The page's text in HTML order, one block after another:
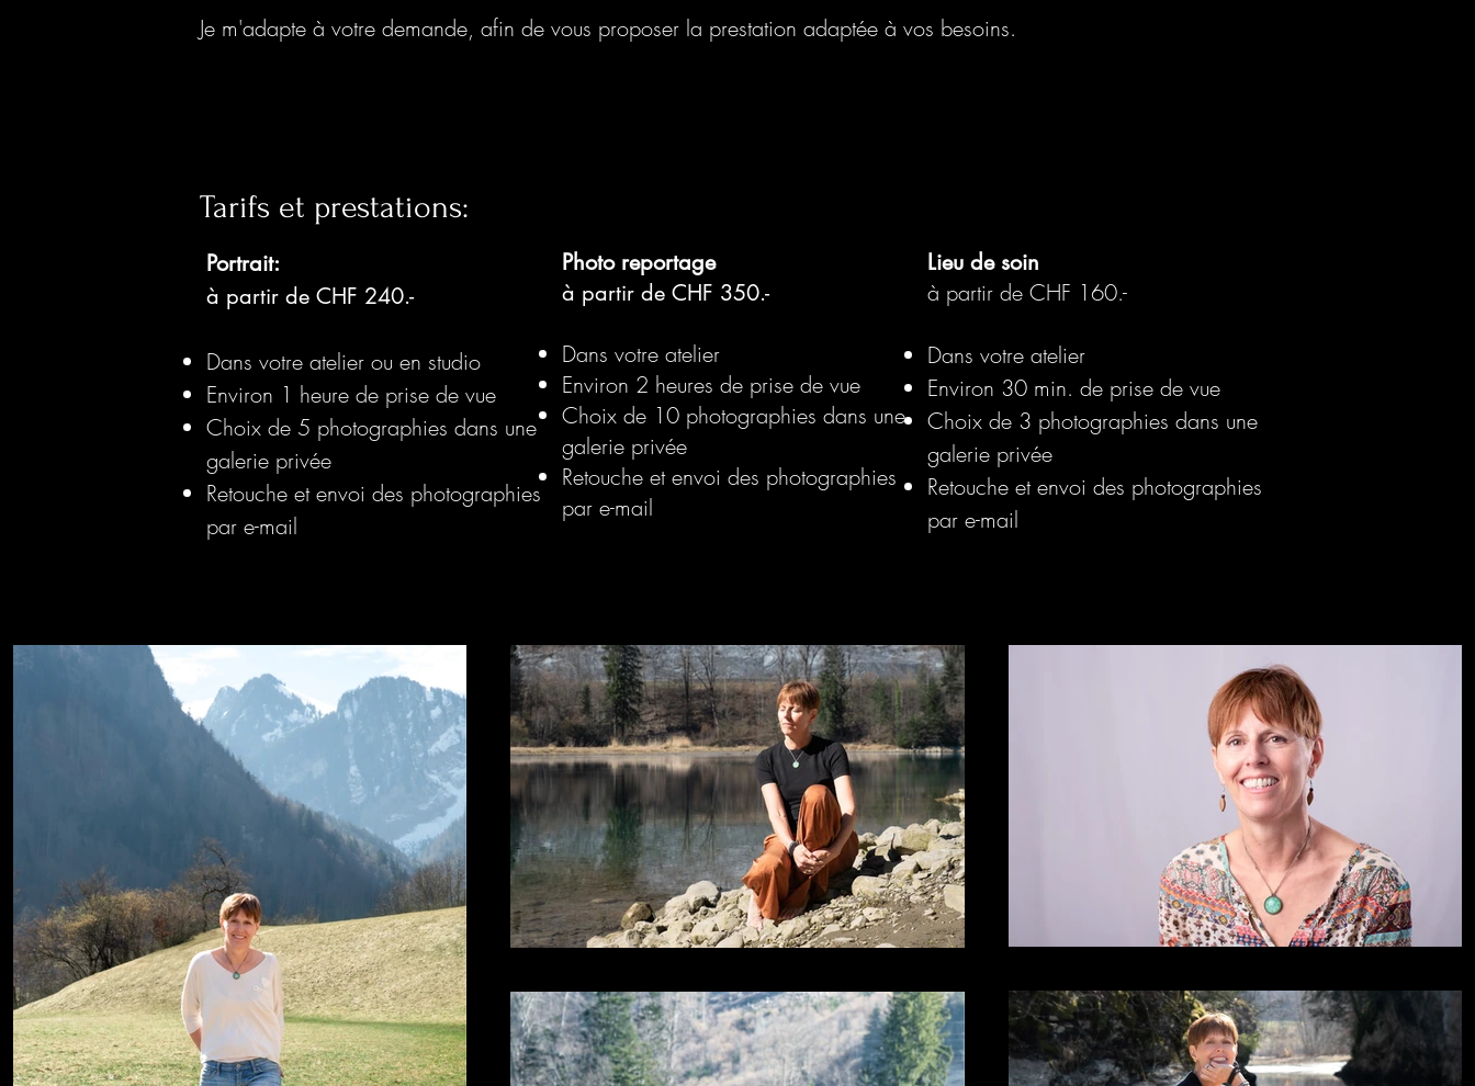
Je m'adapte à votre demande, afin de vous proposer la prestation adaptée à vos besoins.
Tarifs et prestations:
Portrait:
à partir de CHF 240.-
Dans votre atelier ou en studio
Environ 1 heure de prise de vue
Choix de 5 photographies dans une
galerie privée
Retouche et envoi des photographies
par e-mail
Photo reportage
à partir de CHF 350.-
Dans votre atelier
Environ 2 heures de prise de vue
Choix de 10 photographies dans une
galerie privée
Retouche et envoi des photographies
par e-mail
Lieu de soin
à partir de CHF 160.-
Dans votre atelier
Environ 30 min. de prise de vue
Choix de 3 photographies dans une
galerie privée
Retouche et envoi des photographies
par e-mail